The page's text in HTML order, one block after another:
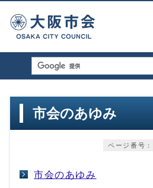
市会のあゆみ
ページ番号
市会のあゆみ